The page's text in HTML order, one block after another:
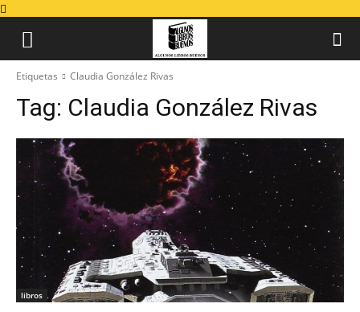
Etiquetas Claudia González Rivas
Tag: Claudia González Rivas
libros